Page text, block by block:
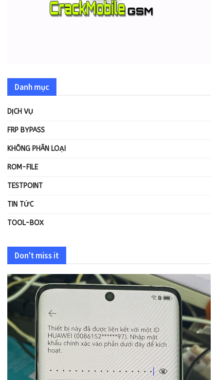
Danh mục
DỊCH VỤ
FRP BYPASS
KHÔNG PHÂN LOẠI
ROM-FILE
TESTPOINT
TIN TỨC
TOOL-BOX
Don't miss it